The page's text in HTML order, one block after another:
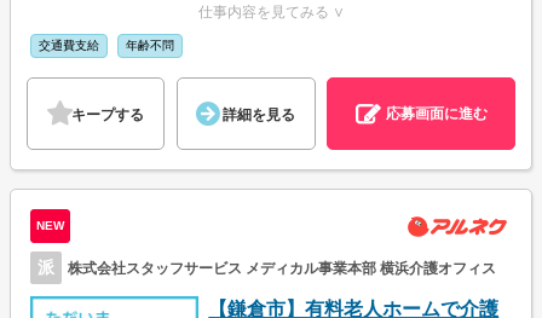
仕事内容を見てみる ∨
交通費支給 年齢不問
キープする 詳細を見る 応募画面に進む
NEW
派 株式会社スタッフサービス メディカル事業本部 横浜介護オフィス
【鎌倉市】有料老人ホームで介護